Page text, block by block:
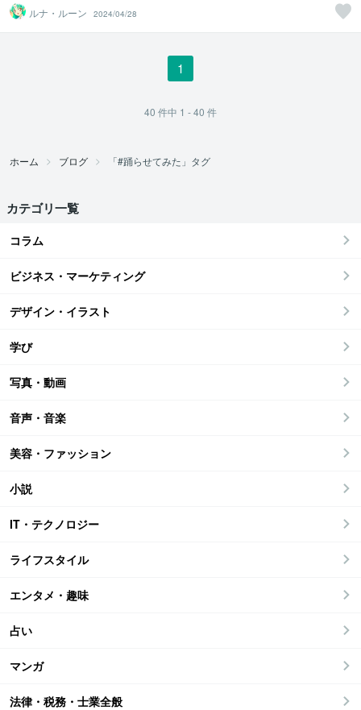
ルナ・ルーン
2024/04/28
1
40 件中 1 - 40 件
ホーム ブログ 「#踊らせてみた」タグ
カテゴリ一覧
コラム
ビジネス・マーケティング
デザイン・イラスト
学び
写真・動画
音声・音楽
美容・ファッション
小説
IT・テクノロジー
ライフスタイル
エンタメ・趣味
占い
マンガ
法律・税務・士業全般